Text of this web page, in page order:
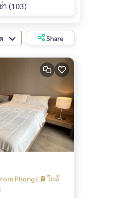
า (103)
Share
Phong | 🚆 ใกล้